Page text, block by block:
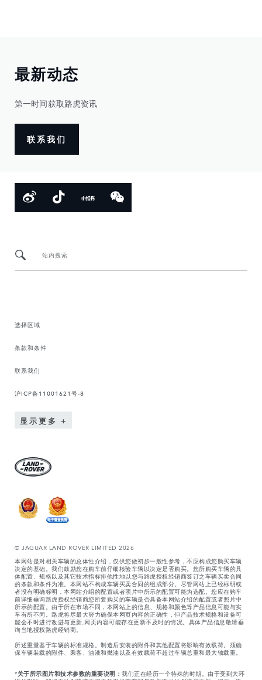
最新动态
第一时间获取路虎资讯
联系我们
站内搜索
选择区域
条款和条件
联系我们
沪ICP备11001621号-8
显示更多
© JAGUAR LAND ROVER LIMITED 2026
本网站是对相关车辆的总体性介绍，仅供您做初步一般性参考，不应构成您购买车辆
决定的基础。我们鼓励您在购车前仔细核验车辆以决定是否购买。您所购买车辆的具
体配置、规格以及其它技术指标排他性地以您与路虎授权经销商签订之车辆买卖合同
的条款和条件为准。本网站不构成车辆买卖合同的组成部分。尽管网站上已经标明或
者没有明确标明，本网站介绍的配置或者照片中所示的配置可能为选配。您应在购车
前详细垂询路虎授权经销商您所要购买的车辆是否具备本网站介绍的配置或者照片中
所示的配置。由于所在市场不同，本网站上的信息、规格和颜色等产品信息可能与实
车有所不同。路虎将尽最大努力确保本网页内容的正确性，但产品技术规格和设备可
能会不时进行改进与更新,网页内容可能存在更新不及时的情况。具体产品信息敬请垂
询当地授权路虎经销商。
所述重量基于车辆的标准规格。制造后安装的附件和其他配置将影响有效载荷。须确
保车辆装载的附件、乘客、油液和燃油以及有效载荷不超过车辆总重和最大轴载重。
*关于所示图片和技术参数的重要说明： 我们正在经历一个特殊的时期。由于受到大环